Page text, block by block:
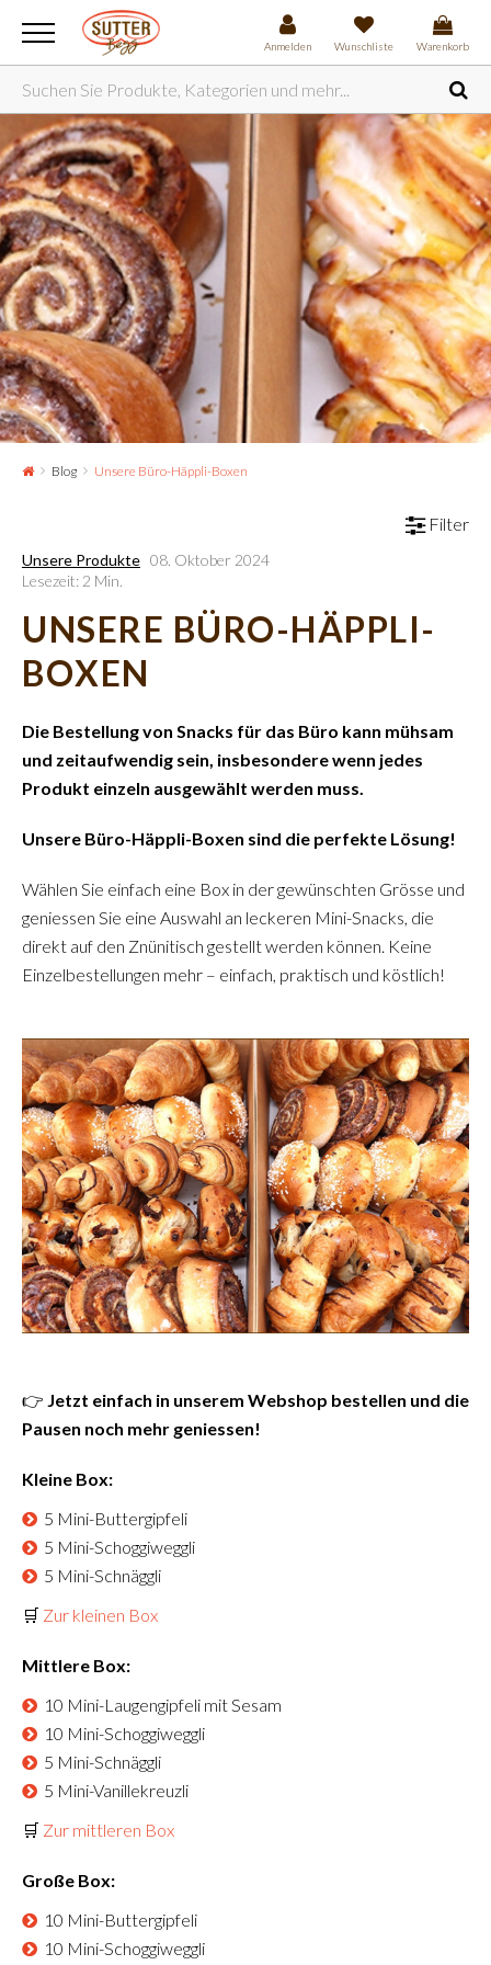
Anmelden Wunschliste Warenkorb
Blog Unsere Büro-Häppli-Boxen
Filter
Unsere Produkte 08. Oktober 2024
Lesezeit: 2 Min.
UNSERE BÜRO-HÄPPLI-
BOXEN
Die Bestellung von Snacks für das Büro kann mühsam
und zeitaufwendig sein, insbesondere wenn jedes
Produkt einzeln ausgewählt werden muss.
Unsere Büro-Häppli-Boxen sind die perfekte Lösung!
Wählen Sie einfach eine Box in der gewünschten Grösse und
geniessen Sie eine Auswahl an leckeren Mini-Snacks, die
direkt auf den Znünitisch gestellt werden können. Keine
Einzelbestellungen mehr – einfach, praktisch und köstlich!
👉 Jetzt einfach in unserem Webshop bestellen und die
Pausen noch mehr geniessen!
Kleine Box:
5 Mini-Buttergipfeli
5 Mini-Schoggiweggli
5 Mini-Schnäggli
🛒 Zur kleinen Box
Mittlere Box:
10 Mini-Laugengipfeli mit Sesam
10 Mini-Schoggiweggli
5 Mini-Schnäggli
5 Mini-Vanillekreuzli
🛒 Zur mittleren Box
Große Box:
10 Mini-Buttergipfeli
10 Mini-Schoggiweggli